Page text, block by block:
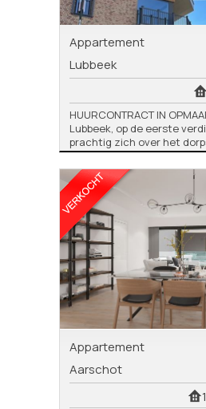
Appartement
Lubbeek
HUURCONTRACT IN
Lubbeek, op de eerste
prachtig zich over het
Appartement
Aarschot